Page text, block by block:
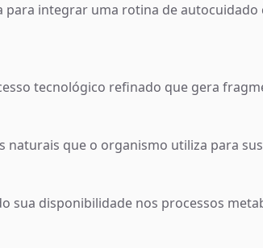
integrar uma rotina de autocuidado
tecnológico refinado que gera
naturais que o organismo utiliza para
sua disponibilidade nos processos